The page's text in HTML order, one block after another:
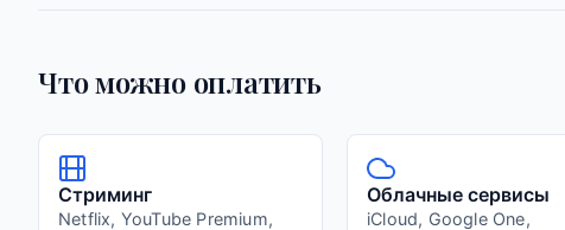
Что можно оплатить
Стриминг
Netflix, YouTube Premium,
Облачные сервисы
iCloud, Google One,